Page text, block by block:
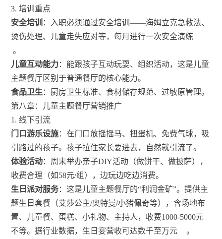
3. 培训重点
安全培训 ：入职必须通过安全培训——海姆立克急救法、
烫伤处理、儿童走失应对等，每月进行一次安全演练
。
儿童互动能力：能跟孩子互动玩耍、组织活动，这是儿童
主题餐厅区别于普通餐厅的核心能力。
食品卫生 ：厨房卫生标准、食材储存规范、过敏原管理。
第八章：儿童主题餐厅营销推广
1. 线下引流
门口游乐设施：在门口放摇摇马、扭蛋机、免费气球，吸
引路过的孩子。孩子拉住家长要进去，自然就引流了。
体验活动：周末举办亲子DIY活动（做饼干、做披萨），
收费合理（如58元/组），边玩边吃边消费。
生日派对服务：这是儿童主题餐厅的“利润金矿”。提供主
题生日套餐（艾莎公主/奥特曼/小猪佩奇等），含场地布
置、儿童餐、蛋糕、小礼物、主持人，收费1000-5000元
不等。据行业数据，生日宴营收可达数千至万元
。